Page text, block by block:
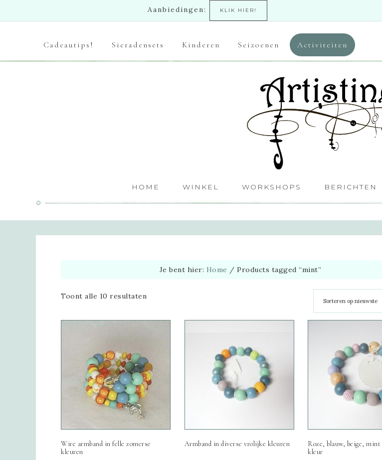
Aanbiedingen: KLIK HIER!
Cadeautips! Sieradensets Kinderen Seizoenen Activiteiten
HOME WINKEL WORKSHOPS BERICHTEN
Je bent hier: Home / Products tagged “mint”
Toont alle 10 resultaten
Wire armband in felle zomerse
kleuren
Armband in diverse vrolijke kleuren
Roze, blauw, beige, mint
kleur